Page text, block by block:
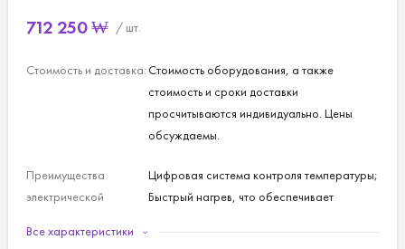
712 250 ₩ / шт.
Стоимость и доставка: Стоимость оборудования, а также
стоимость и сроки доставки
просчитываются индивидуально. Цены
обсуждаемы.
Преимущества
электрической
EF701:
Цифровая система контроля температуры;
Быстрый нагрев, что обеспечивает
Все характеристики